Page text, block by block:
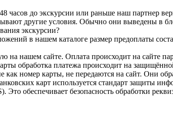
часов до экскурсии или раньше наш партнер
другие условия. Обычно они выведены в
экскурсии?
в нашем каталоге размер предоплаты
на нашем сайте. Оплата происходит на сайте
обработка платежа происходит на
номер карты, не передаются на сайт. Они
карт используется стандарт защиты
Это обеспечивает безопасность обработки